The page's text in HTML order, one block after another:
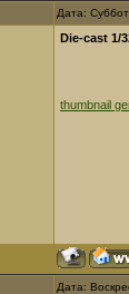
Дата:
Die-cast 1/
thumbnail
Дата: